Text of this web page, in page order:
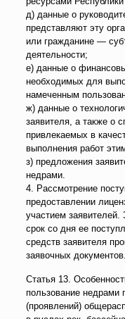
д) данные о
представляют эту
или гражданине —
деятельности;
е) данные о
необходимых для
намеченным
ж) данные о
заявителя, а также о
привлекаемых в
выполнения работ
з) предложения
недрами.
4. Рассмотрение
предоставлении
участием заявителей.
срок со дня ее
средств заявителя
заявочных документов.
Статья 13.
пользование недрами
(проявлений)